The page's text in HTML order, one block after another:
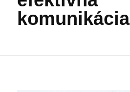
komunikácia